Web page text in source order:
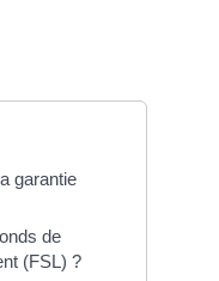
garantie
de
(FSL) ?